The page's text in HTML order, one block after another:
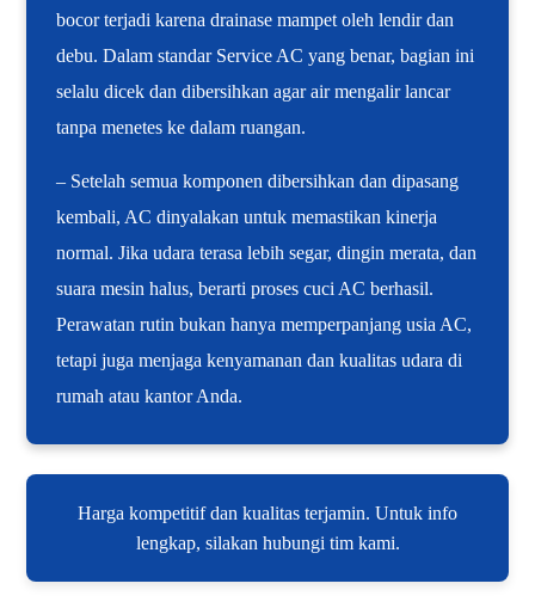
bocor terjadi karena drainase mampet oleh lendir dan
debu. Dalam standar Service AC yang benar, bagian ini
selalu dicek dan dibersihkan agar air mengalir lancar
tanpa menetes ke dalam ruangan.
– Setelah semua komponen dibersihkan dan dipasang
kembali, AC dinyalakan untuk memastikan kinerja
normal. Jika udara terasa lebih segar, dingin merata, dan
suara mesin halus, berarti proses cuci AC berhasil.
Perawatan rutin bukan hanya memperpanjang usia AC,
tetapi juga menjaga kenyamanan dan kualitas udara di
rumah atau kantor Anda.
Harga kompetitif dan kualitas terjamin. Untuk info
lengkap, silakan hubungi tim kami.